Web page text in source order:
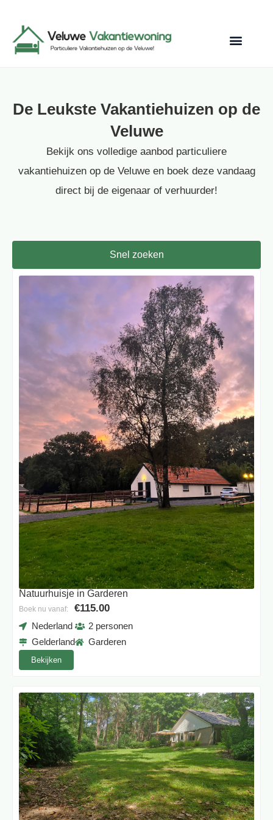
De Leukste Vakantiehuizen op de
Veluwe
Bekijk ons volledige aanbod particuliere
vakantiehuizen op de Veluwe en boek deze vandaag
direct bij de eigenaar of verhuurder!
Snel zoeken
Natuurhuisje in Garderen
Boek nu vanaf: €115.00
Nederland
Gelderland
2 personen
Garderen
Bekijken